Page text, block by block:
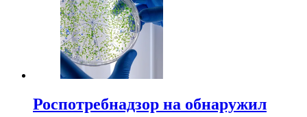
Роспотребнадзор на обнаружил